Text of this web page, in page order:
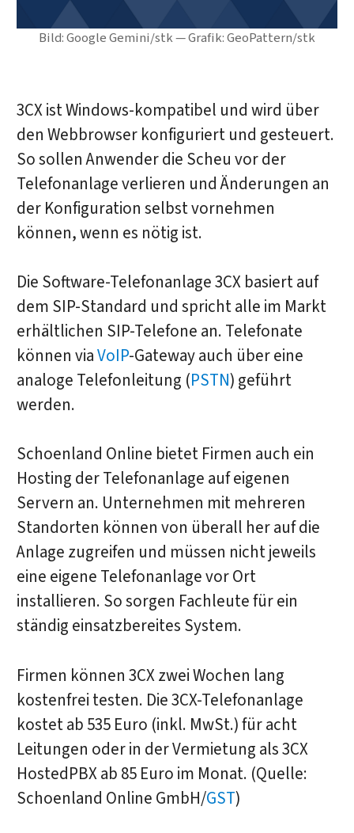
Bild: Google Gemini/stk — Grafik: GeoPattern/stk
3CX ist Windows-kompatibel und wird über
den Webbrowser konfiguriert und gesteuert.
So sollen Anwender die Scheu vor der
Telefonanlage verlieren und Änderungen an
der Konfiguration selbst vornehmen
können, wenn es nötig ist.
Die Software-Telefonanlage 3CX basiert auf
dem SIP-Standard und spricht alle im Markt
erhältlichen SIP-Telefone an. Telefonate
können viaVoIP-Gateway auch über eine
analoge Telefonleitung (PSTN) geführt
werden.
Schoenland Online bietet Firmen auch ein
Hosting der Telefonanlage auf eigenen
Servern an. Unternehmen mit mehreren
Standorten können von überall her auf die
Anlage zugreifen und müssen nicht jeweils
eine eigene Telefonanlage vor Ort
installieren. So sorgen Fachleute für ein
ständig einsatzbereites System.
Firmen können 3CX zwei Wochen lang
kostenfrei testen. Die 3CX-Telefonanlage
kostet ab 535 Euro (inkl. MwSt.) für acht
Leitungen oder in der Vermietung als 3CX
HostedPBX ab 85 Euro im Monat. (Quelle:
Schoenland Online GmbH/GST)